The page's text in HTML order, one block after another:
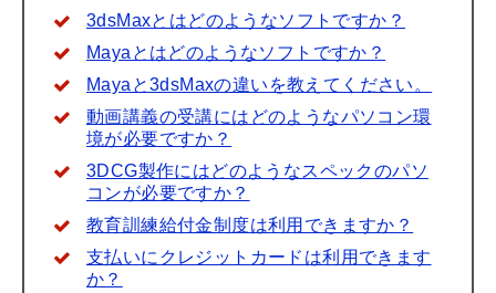
3dsMaxとはどのようなソフトですか？
Mayaとはどのようなソフトですか？
Mayaと3dsMaxの違いを教えてください。
動画講義の受講にはどのようなパソコン環
境が必要ですか？
3DCG製作にはどのようなスペックのパソ
コンが必要ですか？
教育訓練給付金制度は利用できますか？
支払いにクレジットカードは利用できます
か？